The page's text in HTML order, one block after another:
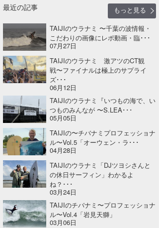
最近の記事
もっと見る
TAIJIのウラナミ 〜千葉の波情報・
こだわりの画像にレポ動画・臨･･･
07月27日
TAIJIのウラナミ 激アツのCT観
戦〜ファイナルは極上のサプライ
ズ･･･
06月12日
TAIJIのウラナミ『いつもの海で、い
つものみんなが 〜S.LEA･･･
05月05日
TAIJIの〜チバナミプロフェッショナ
ル〜Vol.5「オーウェン・ラ･･･
04月28日
TAIJIのウラナミ「DJツヨシさんと
の休日サーフィン」わかるよ
ね？･･･
03月24日
TAIJIのチバナミ〜プロフェッショナ
ル〜Vol.4「岩見天獅」
03月06日